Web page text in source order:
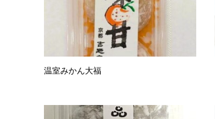
温室みかん大福